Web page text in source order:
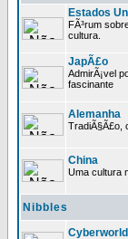
Estados
FÃ³rum
cultura.
JapÃ£o
AdmirÃ¡vel
fascinante
Alemanha
TradiÃ§Ã£o,
China
Uma cultura
Nibbles
Cyberworld